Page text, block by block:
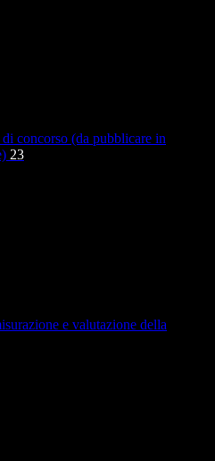
concorso (da pubblicare in
23
e valutazione della